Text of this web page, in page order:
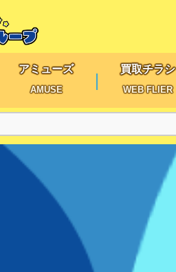
アミューズ
AMUSE
買取チラシ
WEB FLIER